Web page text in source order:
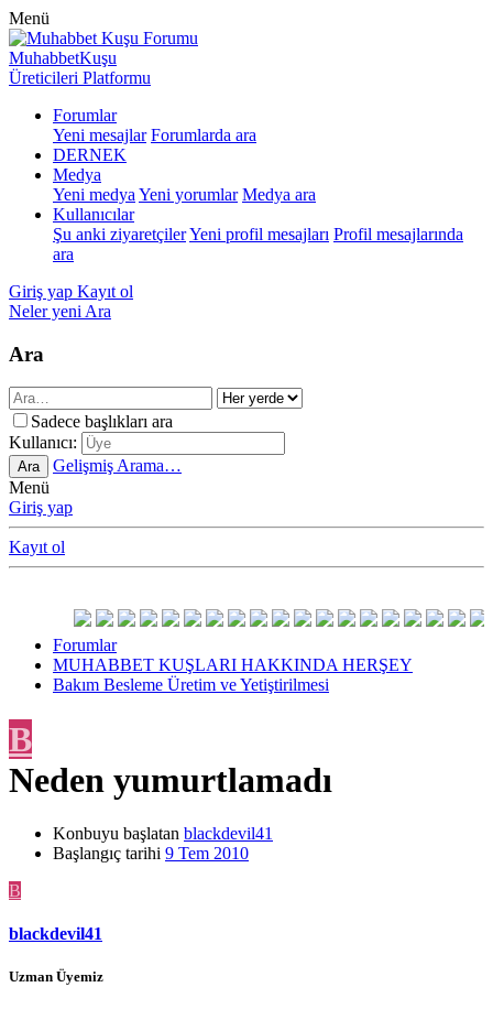
Menü
MuhabbetKuşu
Üreticileri Platformu
Forumlar
Yeni mesajlar Forumlarda ara
DERNEK
Medya
Yeni medya Yeni yorumlar Medya ara
Kullanıcılar
Şu anki ziyaretçilerYeni profil mesajları Profil mesajlarında
ara
Giriş yap Kayıt ol
Neler yeni Ara
Ara
Sadece başlıkları ara
Kullanıcı:
Ara
Gelişmiş Arama…
Menü
Giriş yap
Kayıt ol
Forumlar
MUHABBET KUŞLARI HAKKINDA HERŞEY
Bakım Besleme Üretim ve Yetiştirilmesi
B
Neden yumurtlamadı
Konbuyu başlatan blackdevil41
Başlangıç tarihi 9 Tem 2010
B
blackdevil41
Uzman Üyemiz